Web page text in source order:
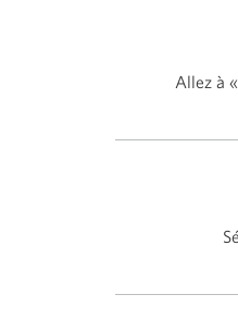
Allez à